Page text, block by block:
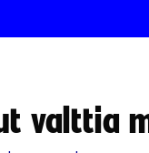
valttia